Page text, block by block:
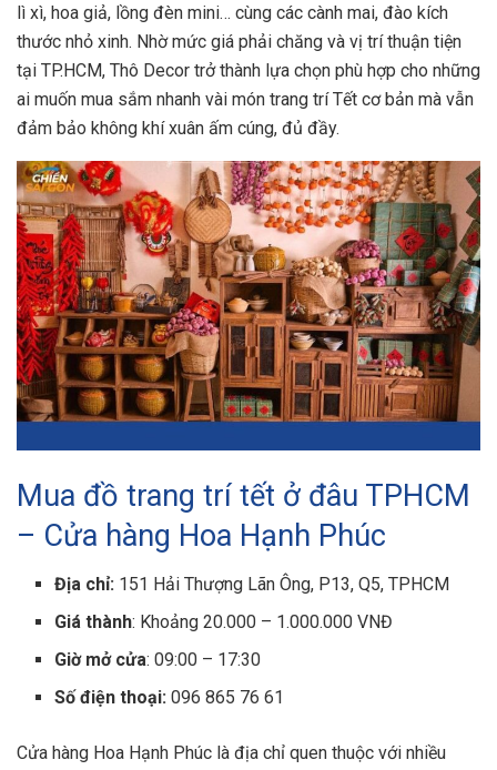
lì xì, hoa giả, lồng đèn mini… cùng các cành mai, đào kích
thước nhỏ xinh. Nhờ mức giá phải chăng và vị trí thuận tiện
tại TP.HCM, Thô Decor trở thành lựa chọn phù hợp cho những
ai muốn mua sắm nhanh vài món trang trí Tết cơ bản mà vẫn
đảm bảo không khí xuân ấm cúng, đủ đầy.
Mua đồ trang trí tết ở đâu TPHCM
– Cửa hàng Hoa Hạnh Phúc
Địa chỉ: 151 Hải Thượng Lãn Ông, P13, Q5, TPHCM
Giá thành: Khoảng 20.000 – 1.000.000 VNĐ
Giờ mở cửa: 09:00 – 17:30
Số điện thoại: 096 865 76 61
Cửa hàng Hoa Hạnh Phúc là địa chỉ quen thuộc với nhiều